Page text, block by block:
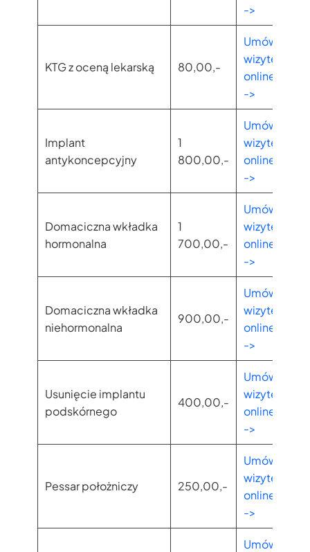
->
KTG z oceną lekarską 80,00,-
Umów
wizytę
online
->
Implant
antykoncepcyjny
1
800,00,-
Umów
wizytę
online
->
Domaciczna wkładka
hormonalna
1
700,00,-
Umów
wizytę
online
->
Domaciczna wkładka
niehormonalna
900,00,-
Umów
wizytę
online
->
Usunięcie implantu
podskórnego
400,00,-
Umów
wizytę
online
->
Pessar położniczy 250,00,-
Umów
wizytę
online
->
Umów